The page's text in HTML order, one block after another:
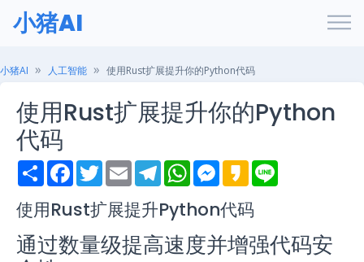
小猪AI
小猪AI 人工智能 使用Rust扩展提升你的Python代码
使用Rust扩展提升你的Python
代码
S
h
r
e
F
a
e
b
o
k
T
w
t
e
r
E
m
i
l
T
e
e
g
r
a
m
W
h
t
s
A
p
p
M
e
s
e
n
g
e
K
a
a
o
使用Rust扩展提升Python代码
通过数量级提高速度并增强代码安